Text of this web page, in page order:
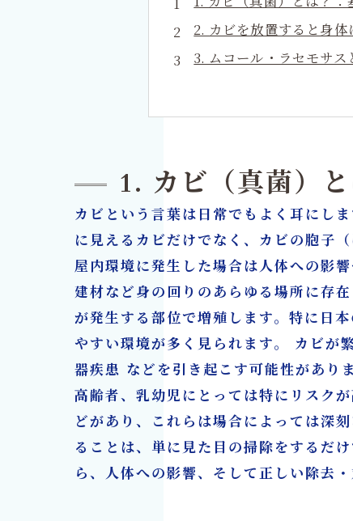
2. カビを放置すると身
3. ムコール・ラセモサ
4. ムコール・ラセモサ
5. カビによる症状の見
7. 自己対策はなぜ不十
8. プロによる検査と対
9. MIST工法®とは？素
10. カビ除去とリフォー
カビ除去とリフォーム
1. カビ（真菌）
カビという言葉は日常でもよく耳にし
に見えるカビだけでなく、カビの胞子
屋内環境に発生した場合は人体への影
建材など身の回りのあらゆる場所に存
が発生する部位で増殖します。特に日
やすい環境が多く見られます。 カビが
器疾患 などを引き起こす可能性があり
高齢者、乳幼児にとっては特にリスク
どがあり、これらは場合によっては深
ることは、単に見た目の掃除をするだ
ら、人体への影響、そして正しい除去